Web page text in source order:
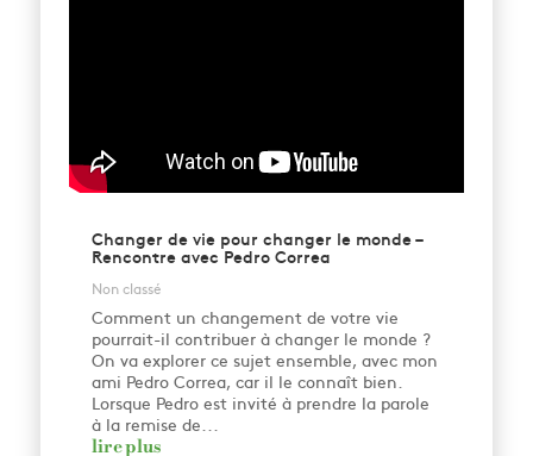
Changer de vie pour changer le monde –
Rencontre avec Pedro Correa
Non classé
Comment un changement de votre vie
pourrait-il contribuer à changer le monde ?
On va explorer ce sujet ensemble, avec mon
ami Pedro Correa, car il le connaît bien.
Lorsque Pedro est invité à prendre la parole
à la remise de...
lire plus